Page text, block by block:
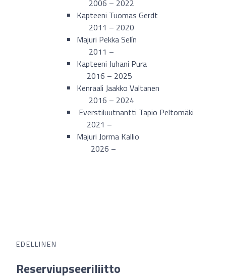
2006 – 2022
Kapteeni Tuomas Gerdt
2011 – 2020
Majuri Pekka Selín
2011 –
Kapteeni Juhani Pura
2016 – 2025
Kenraali Jaakko Valtanen
2016 – 2024
Everstiluutnantti Tapio Peltomäki
2021 –
Majuri Jorma Kallio
2026 –
EDELLINEN
Reserviupseeriliitto